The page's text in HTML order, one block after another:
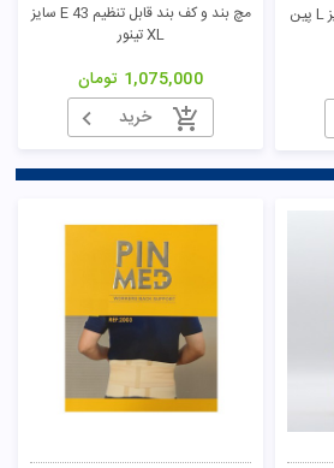
شکم بند قابل تنظیم 2000 سایز L پین
مچ بند و کف بند قابل تنظیم E 43 سایز
XL تینور
1,075,000 تومان
خرید